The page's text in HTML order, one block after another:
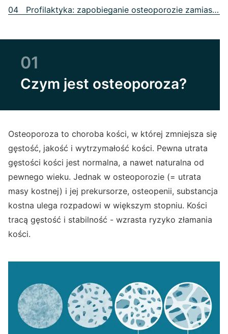
04 Profilaktyka: zapobieganie osteoporozie zamiast leczenia
01
Czym jest osteoporoza?
Osteoporoza to choroba kości, w której zmniejsza się
gęstość, jakość i wytrzymałość kości. Pewna utrata
gęstości kości jest normalna, a nawet naturalna od
pewnego wieku. Jednak w osteoporozie (= utrata
masy kostnej) i jej prekursorze, osteopenii, substancja
kostna ulega rozpadowi w większym stopniu. Kości
tracą gęstość i stabilność - wzrasta ryzyko złamania
kości.